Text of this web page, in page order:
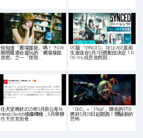
你知道「農場接龍」嗎！？GW
期間最適合遊玩的「農場接龍
遊戲」之一「接龍-…
PC版「SYNCED」RELEASE直前
生放送在9月7日裡配信決定！R
OG Ally或是遊戲顯…
任天堂將於2025年3月前公布Ni
ntendo Switch後繼機種，6月舉辦
任天堂直面會…
「DbD」×「FNaF」聯名的PTB
將於5月28日起開跑！體驗新的
恐怖